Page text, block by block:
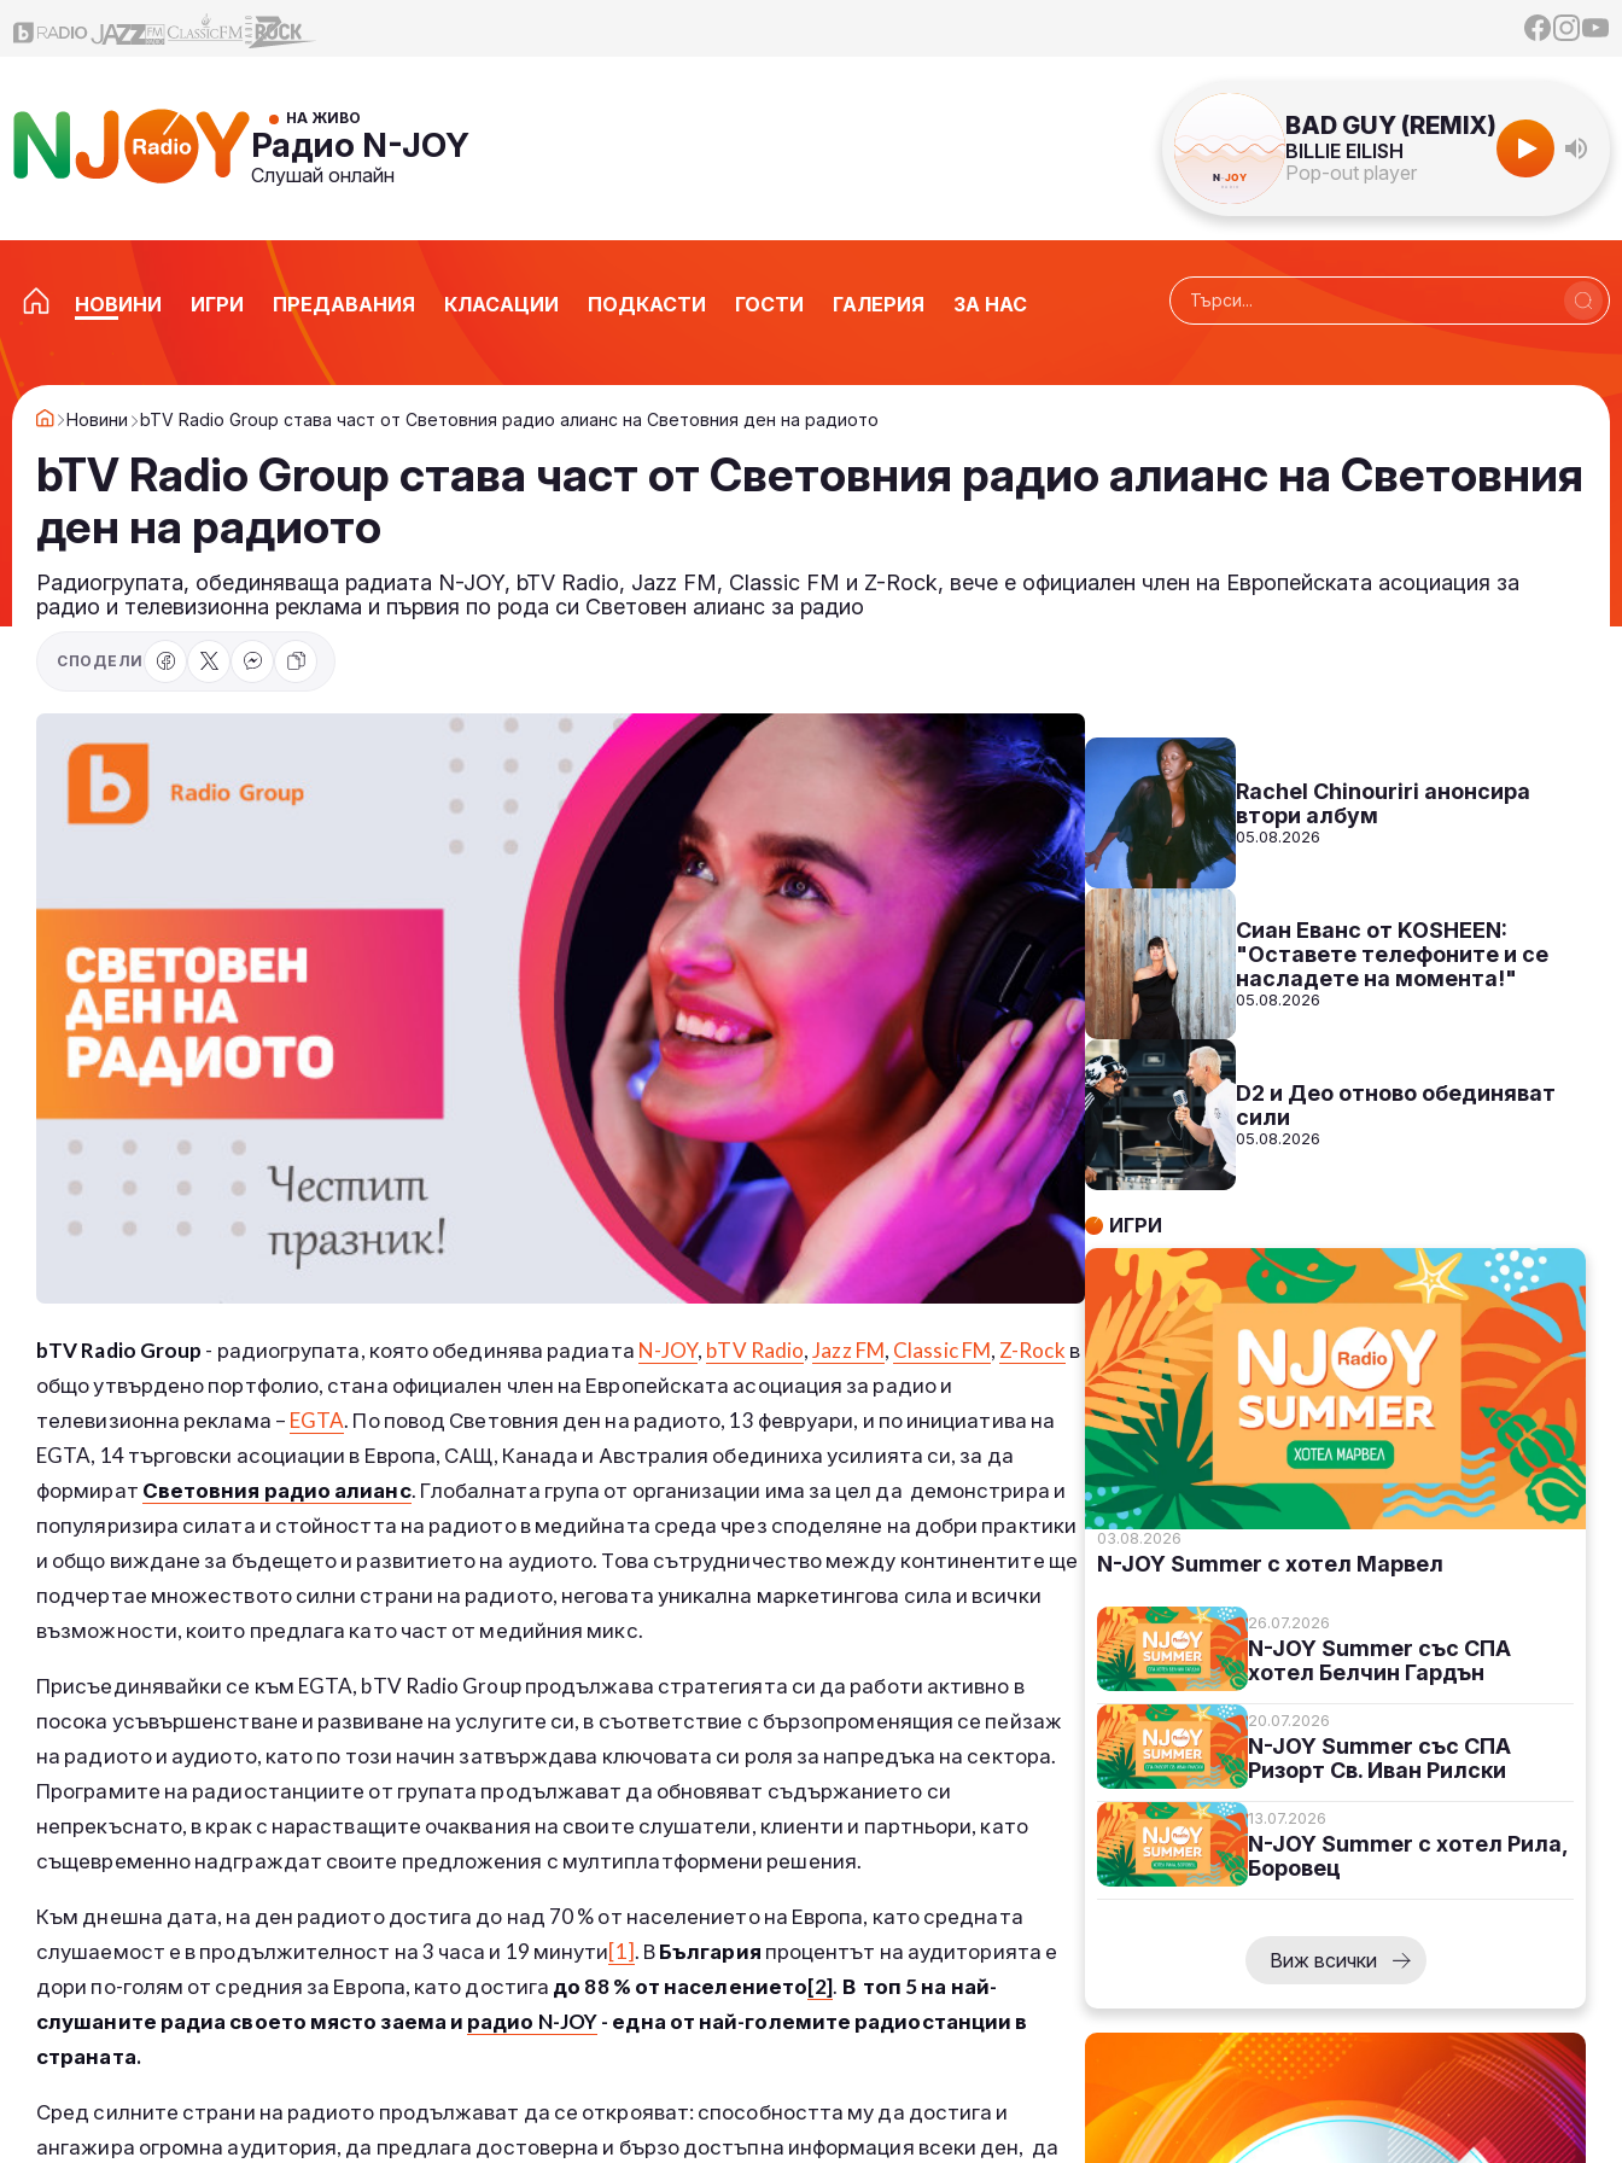
НА ЖИВО
Радио N-JOY
Слушай онлайн
BAD GUY (REMIX)
BILLIE EILISH
Pop-out player
НОВИНИ ИГРИ ПРЕДАВАНИЯ КЛАСАЦИИ ПОДКАСТИ ГОСТИ ГАЛЕРИЯ ЗА НАС
Новини bTV Radio Group става част от Световния радио алианс на Световния ден на радиото
bTV Radio Group става част от Световния радио алианс на Световния
ден на радиото
Радиогрупата, обединяваща радиата N-JOY, bTV Radio, Jazz FM, Classic FM и Z-Rock, вече е официален член на Европейската асоциация за
радио и телевизионна реклама и първия по рода си Световен алианс за радио
СПОДЕЛИ
bTV Radio Group - радиогрупата, която обединява радиата N-JOY, bTV Radio,Jazz FM, Classic FM, Z-Rock в
общо утвърдено портфолио, стана официален член на Европейската асоциация за радио и
телевизионна реклама – EGTA. По повод Световния ден на радиото, 13 февруари, и по инициатива на
EGTA, 14 търговски асоциации в Европа, САЩ, Канада и Австралия обединиха усилията си, за да
формират Световния радио алианс. Глобалната група от организации има за цел да демонстрира и
популяризира силата и стойността на радиото в медийната среда чрез споделяне на добри практики
и общо виждане за бъдещето и развитието на аудиото. Това сътрудничество между континентите ще
подчертае множеството силни страни на радиото, неговата уникална маркетингова сила и всички
възможности, които предлага като част от медийния микс.
Присъединявайки се към EGTA, bTV Radio Group продължава стратегията си да работи активно в
посока усъвършенстване и развиване на услугите си, в съответствие с бързопроменящия се пейзаж
на радиото и аудиото, като по този начин затвърждава ключовата си роля за напредъка на сектора.
Програмите на радиостанциите от групата продължават да обновяват съдържанието си
непрекъснато, в крак с нарастващите очаквания на своите слушатели, клиенти и партньори, като
същевременно надграждат своите предложения с мултиплатформени решения.
Към днешна дата, на ден радиото достига до над 70 % от населението на Европа, като средната
слушаемост е в продължителност на 3 часа и 19 минути[1]. ВБългария процентът на аудиторията е
дори по-голям от средния за Европа, като достига до 88 % от населението[2]. В топ 5 на най-
слушаните радиа своето място заема и радио N-JOY- една от най-големите радиостанции в
страната.
Сред силните страни на радиото продължават да се открояват: способността му да достига и
ангажира огромна аудитория, да предлага достоверна и бързо достъпна информация всеки ден, да
СЛУШАЙ
Rachel Chinouriri анонсира
втори албум
05.08.2026
Сиан Еванс от KOSHEEN:
"Оставете телефоните и се
насладете на момента!"
05.08.2026
D2 и Део отново обединяват
сили
05.08.2026
ИГРИ
03.08.2026
N-JOY Summer с хотел Марвел
26.07.2026
N-JOY Summer със СПА
хотел Белчин Гардън
20.07.2026
N-JOY Summer със СПА
Ризорт Св. Иван Рилски
13.07.2026
N-JOY Summer с хотел Рила,
Боровец
Виж всички